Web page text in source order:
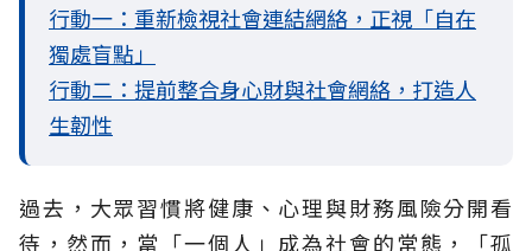
行動一：重新檢視社會連結網絡，正視「自在
獨處盲點」
行動二：提前整合身心財與社會網絡，打造人
生韌性
過去，大眾習慣將健康、心理與財務風險分開看
待，然而，當「一個人」成為社會的常態，「孤